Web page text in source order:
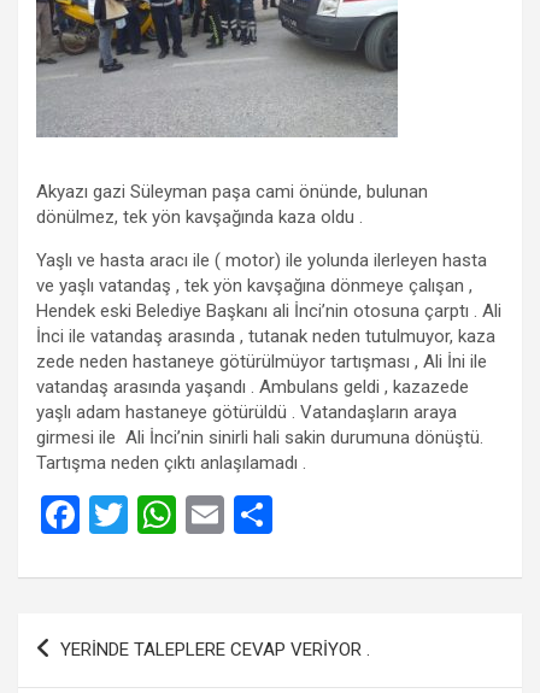
Akyazı gazi Süleyman paşa cami önünde, bulunan
dönülmez, tek yön kavşağında kaza oldu .
Yaşlı ve hasta aracı ile ( motor) ile yolunda ilerleyen hasta
ve yaşlı vatandaş , tek yön kavşağına dönmeye çalışan ,
Hendek eski Belediye Başkanı ali İnci’nin otosuna çarptı . Ali
İnci ile vatandaş arasında , tutanak neden tutulmuyor, kaza
zede neden hastaneye götürülmüyor tartışması , Ali İni ile
vatandaş arasında yaşandı . Ambulans geldi , kazazede
yaşlı adam hastaneye götürüldü . Vatandaşların araya
girmesi ile Ali İnci’nin sinirli hali sakin durumuna dönüştü.
Tartışma neden çıktı anlaşılamadı .
F
ce
b
o
T
tt
er
W
at
s
A
E
ail ar
e
Yazı
YERİNDE TALEPLERE CEVAP VERİYOR .